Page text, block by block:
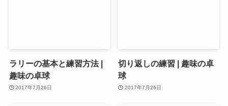
ラリーの基本と練習方法 |
趣味の卓球
2017年7月26日
切り返しの練習 | 趣味の卓
球
2017年7月26日